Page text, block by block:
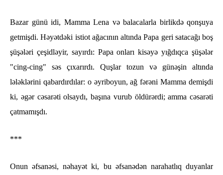
Bazar günü idi, Mamma Lena və balacalarla birlikdə qonşuya
getmişdi. Həyətdəki istiot ağacının altında Papa geri satacağı boş
şüşələri çeşidləyir, sayırdı: Papa onları kisəyə yığdıqca şüşələr
"cing-cing" səs çıxarırdı. Quşlar tozun və günəşin altında
lələklərini qabardırdılar: o əyriboyun, ağ fərəni Mamma demişdi
ki, əgər cəsarəti olsaydı, başına vurub öldürərdi; amma cəsarəti
çatmamışdı.
***
Onun əfsanəsi, nəhayət ki, bu əfsanədən narahatlıq duyanlar